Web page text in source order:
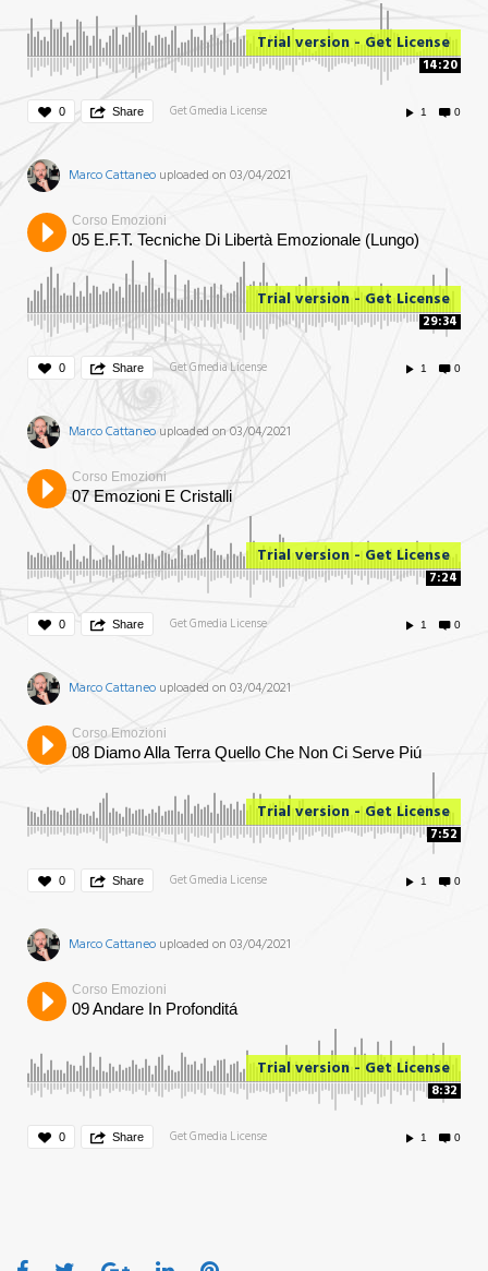
Trial version - Get License
14:20
1 0
0 Share Get Gmedia License
Marco Cattaneo uploaded on 03/04/2021
Corso Emozioni
05 E.F.T. Tecniche Di Libertà Emozionale (Lungo)
Trial version - Get License
29:34
1 0
0 Share Get Gmedia License
Marco Cattaneo uploaded on 03/04/2021
Corso Emozioni
07 Emozioni E Cristalli
Trial version - Get License
7:24
1 0
0 Share Get Gmedia License
Marco Cattaneo uploaded on 03/04/2021
Corso Emozioni
08 Diamo Alla Terra Quello Che Non Ci Serve Piú
Trial version - Get License
7:52
1 0
0 Share Get Gmedia License
Marco Cattaneo uploaded on 03/04/2021
Corso Emozioni
09 Andare In Profonditá
Trial version - Get License
8:32
1 0
0 Share Get Gmedia License